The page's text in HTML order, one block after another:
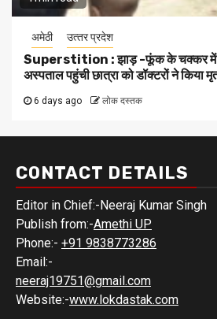
अमेठी उत्‍तर प्रदेश
Superstition : झाड़ -फूंक के चक्कर में
अस्पताल पहुंची छात्रा को डॉक्टरों ने किया
6 days ago लोक दस्तक
CONTACT DETAILS
Editor in Chief:-Neeraj Kumar Singh
Publish from:-Amethi UP
Phone:- +91 9838773286
Email:-
neeraj19751@gmail.com
Website:-www.lokdastak.com